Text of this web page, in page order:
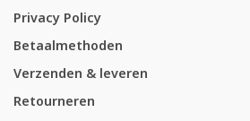
Privacy Policy
Betaalmethoden
Verzenden & leveren
Retourneren